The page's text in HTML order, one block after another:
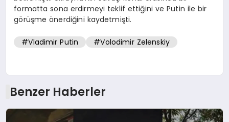
formatta sona erdirmeyi teklif ettiğini ve Putin ile bir
görüşme önerdiğini kaydetmişti.
#Vladimir Putin #Volodimir Zelenskiy
Benzer Haberler